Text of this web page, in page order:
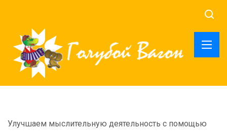
Улучшаем мыслительную деятельность с помощью